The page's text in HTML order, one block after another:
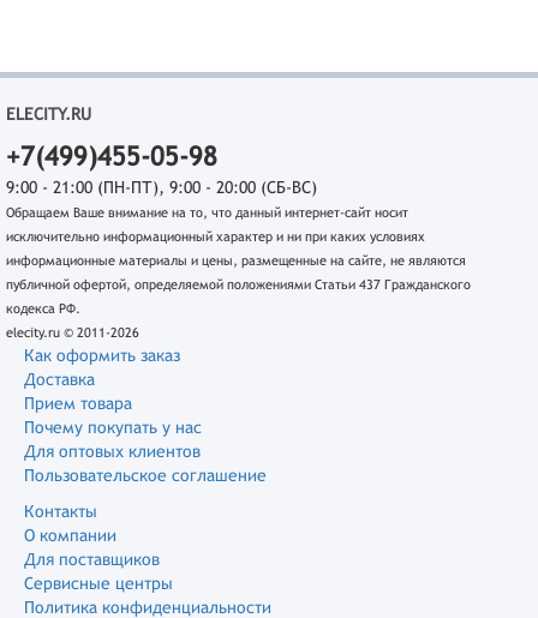
ELECITY.RU
+7(499)455-05-98
9:00 - 21:00 (ПН-ПТ), 9:00 - 20:00 (СБ-ВС)
Обращаем Ваше внимание на то, что данный интернет-сайт носит
исключительно информационный характер и ни при каких условиях
информационные материалы и цены, размещенные на сайте, не являются
публичной офертой, определяемой положениями Статьи 437 Гражданского
кодекса РФ.
elecity.ru © 2011-2026
Как оформить заказ
Доставка
Прием товара
Почему покупать у нас
Для оптовых клиентов
Пользовательское соглашение
Контакты
О компании
Для поставщиков
Сервисные центры
Политика конфиденциальности